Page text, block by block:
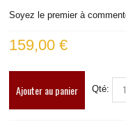
Soyez le premier à
159,00 €
Ajouter au panier Qté: